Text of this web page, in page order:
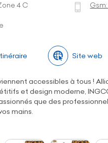
4 C
Site web
accessibles à tous !
et design moderne,
que des
mains.